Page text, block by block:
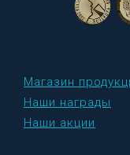
Магазин
Наши награды
Наши акции